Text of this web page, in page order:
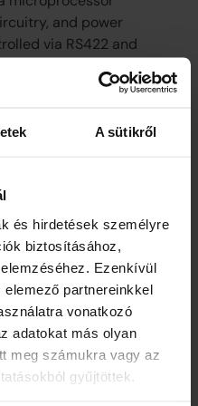
A sütikről
és hirdetések személyre
biztosításához,
Ezenkívül
partnereinkkel
vonatkozó
adatokat más olyan
meg számukra vagy az
gyűjtöttek.
and power
via RS422 and
block converter